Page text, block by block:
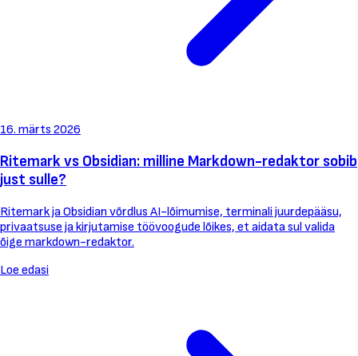
16. märts 2026
Ritemark vs Obsidian: milline Markdown-redaktor sobib
just sulle?
Ritemark ja Obsidian võrdlus AI-lõimumise, terminali juurdepääsu,
privaatsuse ja kirjutamise töövoogude lõikes, et aidata sul valida
õige markdown-redaktor.
Loe edasi